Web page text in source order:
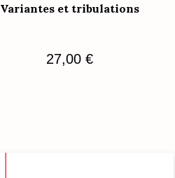
Variantes et tribulations
27,00 €